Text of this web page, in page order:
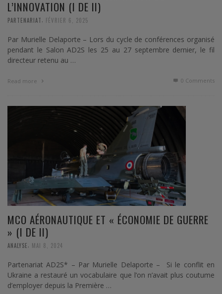
L’INNOVATION (I DE II)
PARTENARIAT FÉVRIER 6, 2025
Par Murielle Delaporte – Lors du cycle de conférences organisé
pendant le Salon AD2S les 25 au 27 septembre dernier, le fil
directeur retenu au …
Read more 0 Comments
MCO AÉRONAUTIQUE ET « ÉCONOMIE DE GUERRE
» (I DE II)
ANALYSE MAI 8, 2024
Partenariat AD2S* – Par Murielle Delaporte – Si le conflit en
Ukraine a restauré un vocabulaire que l’on n’avait plus coutume
d’employer depuis la Première …